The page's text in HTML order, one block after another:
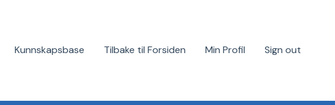
Kunnskapsbase Tilbake til Forsiden Min Profil Sign out